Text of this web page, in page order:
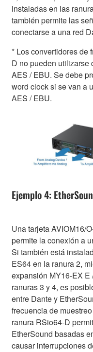
instaladas en las
también permite las
conectarse a una red
* Los convertidores de
D no pueden utilizarse
AES / EBU. Se debe
word clock si se van a
AES / EBU.
Ejemplo 4:
Una tarjeta AVIOM16/
permite la conexión a
Si también está
ES64 en la ranura 2,
expansión MY16-EX
ranuras 3 y 4, es
entre Dante y
frecuencia de
ranura RSio64-D
EtherSound basadas
causar interrupciones